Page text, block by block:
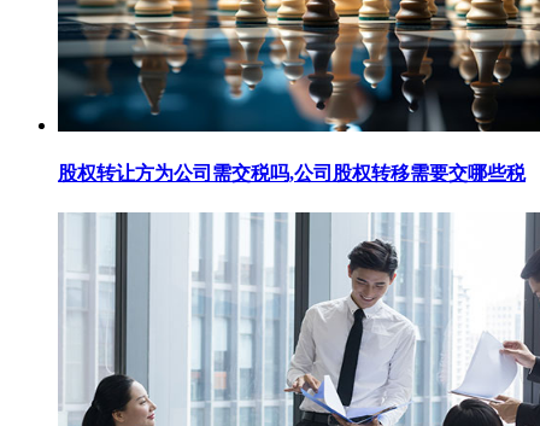
股权转让方为公司需交税吗,公司股权转移需要交哪些税